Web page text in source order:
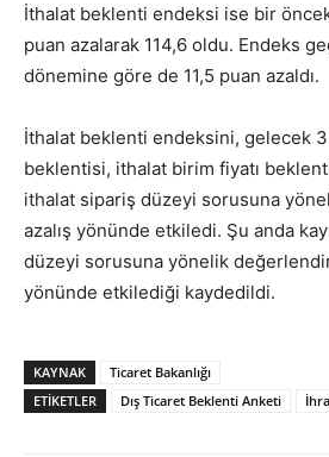
İthalat beklenti endeksi ise bir
puan azalarak 114,6 oldu. Endeks
dönemine göre de 11,5 puan azaldı.
İthalat beklenti endeksini, gelecek
beklentisi, ithalat birim fiyatı
ithalat sipariş düzeyi sorusuna
azalış yönünde etkiledi. Şu anda
düzeyi sorusuna yönelik
yönünde etkilediği kaydedildi.
KAYNAK
Ticaret Bakanlığı
ETİKETLER
Dış Ticaret Beklenti Anketi